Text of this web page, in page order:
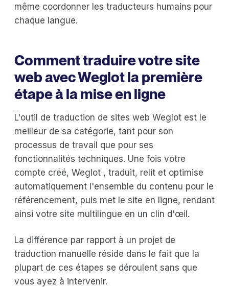
même coordonner les traducteurs humains pour
chaque langue.
Comment traduire votre site
web avec Weglot la première
étape à la mise en ligne
L'outil de traduction de sites web Weglot est le
meilleur de sa catégorie, tant pour son
processus de travail que pour ses
fonctionnalités techniques. Une fois votre
compte créé, Weglot , traduit, relit et optimise
automatiquement l'ensemble du contenu pour le
référencement, puis met le site en ligne, rendant
ainsi votre site multilingue en un clin d'œil.
La différence par rapport à un projet de
traduction manuelle réside dans le fait que la
plupart de ces étapes se déroulent sans que
vous ayez à intervenir.